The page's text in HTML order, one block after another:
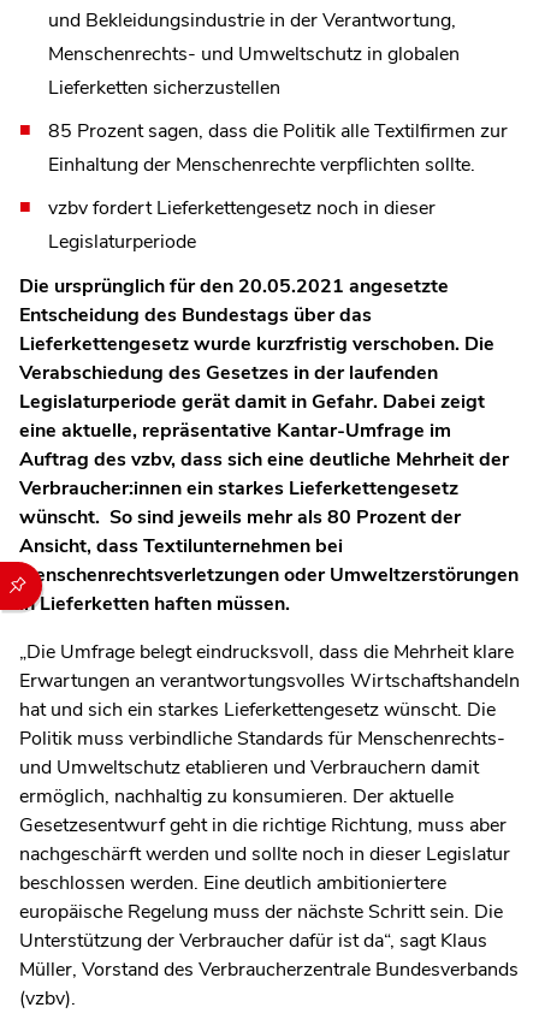
Durch die folgenden Buttons können Sie direkt auf einen
und Bekleidungsindustrie in der Verantwortung,
Menschenrechts- und Umweltschutz in globalen
Lieferketten sicherzustellen
85 Prozent sagen, dass die Politik alle Textilfirmen zur
Einhaltung der Menschenrechte verpflichten sollte.
vzbv fordert Lieferkettengesetz noch in dieser
Legislaturperiode
Die ursprünglich für den 20.05.2021 angesetzte
Entscheidung des Bundestags über das
Lieferkettengesetz wurde kurzfristig verschoben. Die
Verabschiedung des Gesetzes in der laufenden
Legislaturperiode gerät damit in Gefahr. Dabei zeigt
eine aktuelle, repräsentative Kantar-Umfrage im
Auftrag des vzbv, dass sich eine deutliche Mehrheit der
Verbraucher:innen ein starkes Lieferkettengesetz
wünscht. So sind jeweils mehr als 80 Prozent der
Ansicht, dass Textilunternehmen bei
Menschenrechtsverletzungen oder Umweltzerstörungen
in Lieferketten haften müssen.
„Die Umfrage belegt eindrucksvoll, dass die Mehrheit klare
Erwartungen an verantwortungsvolles Wirtschaftshandeln
hat und sich ein starkes Lieferkettengesetz wünscht. Die
Politik muss verbindliche Standards für Menschenrechts-
und Umweltschutz etablieren und Verbrauchern damit
ermöglich, nachhaltig zu konsumieren. Der aktuelle
Gesetzesentwurf geht in die richtige Richtung, muss aber
nachgeschärft werden und sollte noch in dieser Legislatur
beschlossen werden. Eine deutlich ambitioniertere
europäische Regelung muss der nächste Schritt sein. Die
Unterstützung der Verbraucher dafür ist da“, sagt Klaus
Müller, Vorstand des Verbraucherzentrale Bundesverbands
(vzbv).